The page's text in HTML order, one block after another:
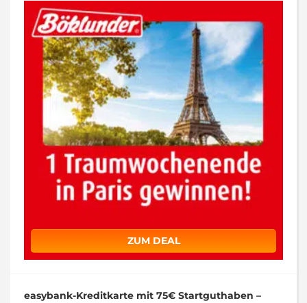
ZUM DEAL
easybank-Kreditkarte mit 75€ Startguthaben –